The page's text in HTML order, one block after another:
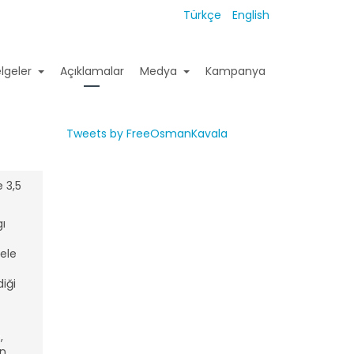
Türkçe English
Açıklamalar Medya Kampanya
3,5
Tweets by FreeOsmanKavala